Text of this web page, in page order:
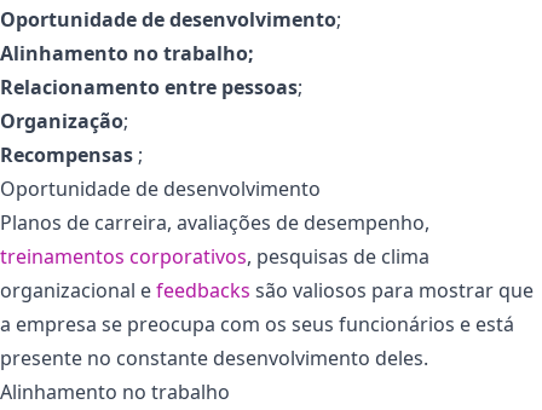
Oportunidade de desenvolvimento;
Alinhamento no trabalho;
Relacionamento entre pessoas;
Organização;
Recompensas ;
Oportunidade de desenvolvimento
Planos de carreira, avaliações de desempenho,
treinamentos corporativos, pesquisas de clima
organizacional efeedbacks são valiosos para mostrar que
a empresa se preocupa com os seus funcionários e está
presente no constante desenvolvimento deles.
Alinhamento no trabalho